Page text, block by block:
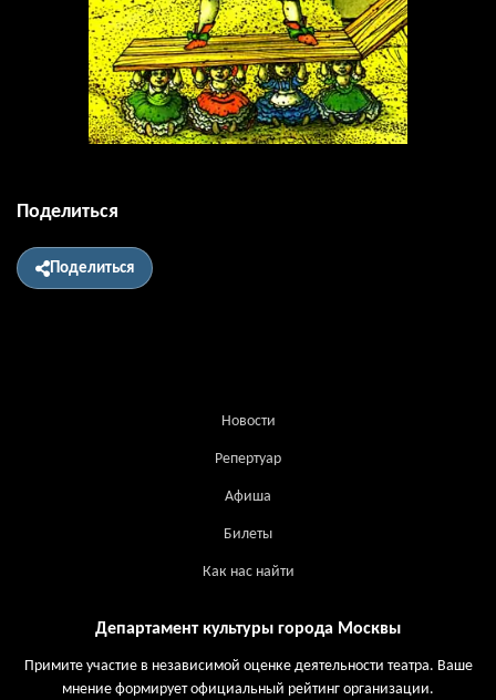
Поделиться
Поделиться
Новости
Репертуар
Афиша
Билеты
Как нас найти
Департамент культуры города Москвы
Примите участие в независимой оценке деятельности театра. Ваше
мнение формирует официальный рейтинг организации.